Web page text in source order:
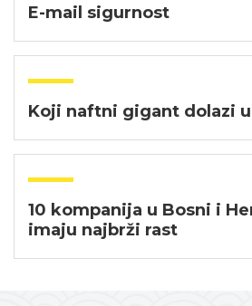
E-mail sigurnost
Koji naftni gigant dolazi u
10 kompanija u Bosni i
imaju najbrži rast